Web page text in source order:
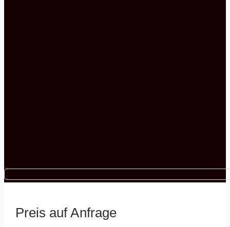
Preis auf Anfrage